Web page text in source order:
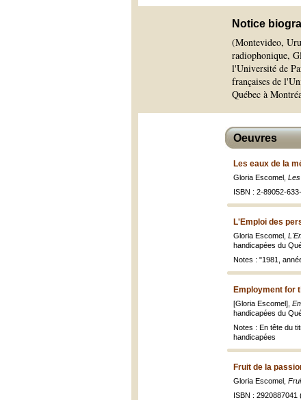
Notice
(Montevideo,
radiophonique,
l'Université de
françaises de
Québec à
Oeuvres
Les eaux de la
Gloria Escomel,
ISBN : 2-89052-
L'Emploi des
Gloria Escomel,
handicapées du
Notes : "1981,
Employment for
[Gloria Escomel],
handicapées du
Notes : En tête du
handicapées
Fruit de la
Gloria Escomel,
ISBN : 2920887041